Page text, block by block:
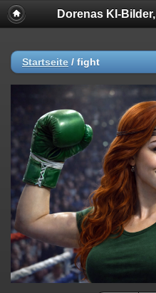
Dorenas KI-
Startseite / fight